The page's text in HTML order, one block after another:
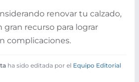
renovar tu calzado,
gran recurso para lograr
complicaciones.
ha sido editada por el Equipo Editorial